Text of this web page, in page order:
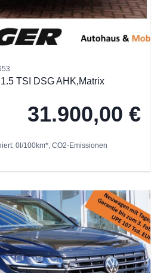
TSI DSG AHK,Matrix
31.900,00 €
0l/100km*, CO2-Emissionen